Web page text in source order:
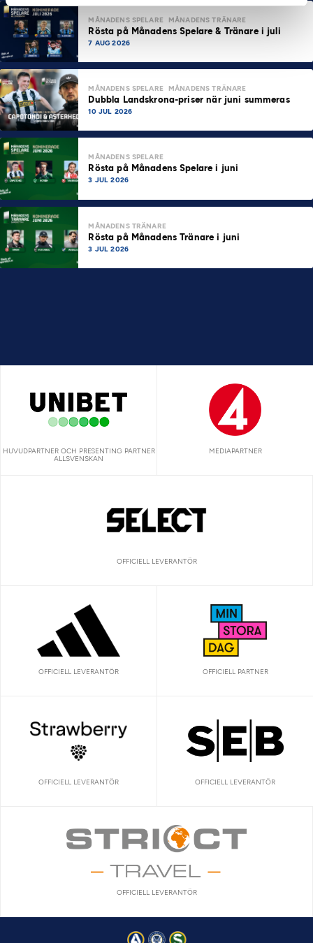
MÅNADENS SPELARE MÅNADENS TRÄNARE
Rösta på Månadens Spelare & Tränare i juli
7 AUG 2026
MÅNADENS SPELARE MÅNADENS TRÄNARE
Dubbla Landskrona-priser när juni summeras
10 JUL 2026
MÅNADENS SPELARE
Rösta på Månadens Spelare i juni
3 JUL 2026
MÅNADENS TRÄNARE
Rösta på Månadens Tränare i juni
3 JUL 2026
HUVUDPARTNER OCH PRESENTING PARTNER
ALLSVENSKAN
MEDIAPARTNER
OFFICIELL LEVERANTÖR
OFFICIELL LEVERANTÖR OFFICIELL PARTNER
OFFICIELL LEVERANTÖR OFFICIELL LEVERANTÖR
OFFICIELL LEVERANTÖR